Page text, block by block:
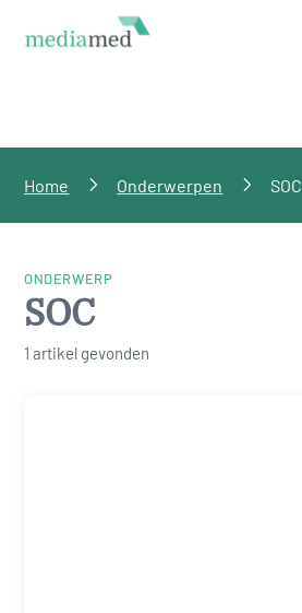
Home Onderwerpen SOC
ONDERWERP
SOC
1 artikel gevonden